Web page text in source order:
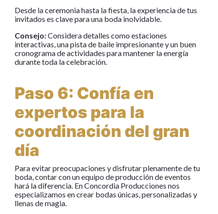
Desde la ceremonia hasta la fiesta, la experiencia de tus
invitados es clave para una boda inolvidable.
Consejo:Considera detalles como estaciones
interactivas, una pista de baile impresionante y un buen
cronograma de actividades para mantener la energía
durante toda la celebración.
Paso 6: Confía en
expertos para la
coordinación del gran
día
Para evitar preocupaciones y disfrutar plenamente de tu
boda, contar con un equipo de producción de eventos
hará la diferencia. En Concordia Producciones nos
especializamos en crear bodas únicas, personalizadas y
llenas de magia.